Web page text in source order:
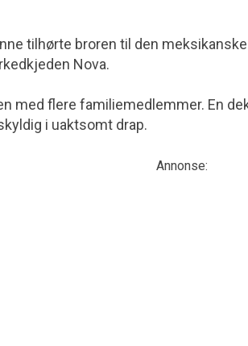
tilhørte broren til den
Nova.
med flere familiemedlemmer. En
i uaktsomt drap.
Annonse: